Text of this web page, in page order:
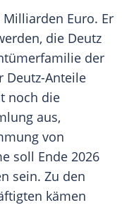
Euro. Er
die Deutz
der
Deutz-Anteile
noch die
aus,
von
soll Ende 2026
sein. Zu den
kämen